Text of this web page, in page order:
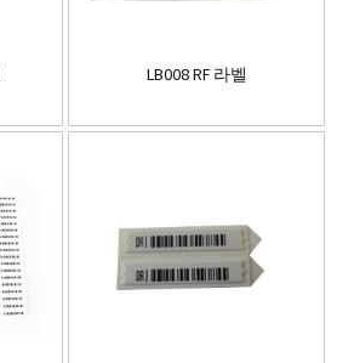
LB008 RF 라벨